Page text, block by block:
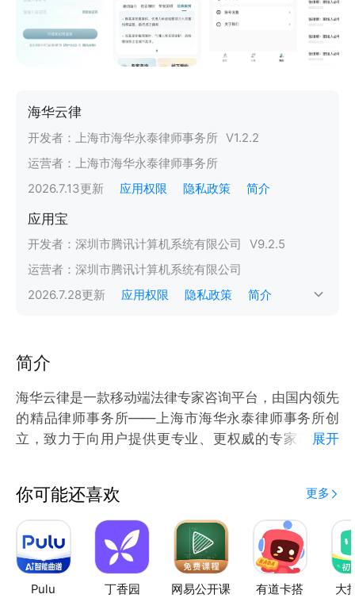
海华云律
开发者： 上海市海华永泰律师事务所 V1.2.2
运营者： 上海市海华永泰律师事务所
2026.7.13更新 应用权限 隐私政策 简介
应用宝
开发者： 深圳市腾讯计算机系统有限公司 V9.2.5
运营者： 深圳市腾讯计算机系统有限公司
2026.7.28更新 应用权限 隐私政策 简介
简介
海华云律是一款移动端法律专家咨询平台，由国内领先
的精品律师事务所——上海市海华永泰律师事务所创
立，致力于向用户提供更专业、更权威的专家咨询服
展开
你可能还喜欢 更多
Pulu 丁香园 网易公开课 有道卡搭 大